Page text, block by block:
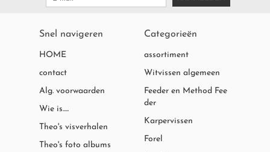
Snel navigeren
HOME
contact
Alg. voorwaarden
Wie is.....
Theo's visverhalen
Theo's foto albums
Categorieën
assortiment
Witvissen algemeen
Feeder en Method Fee
der
Karpervissen
Forel